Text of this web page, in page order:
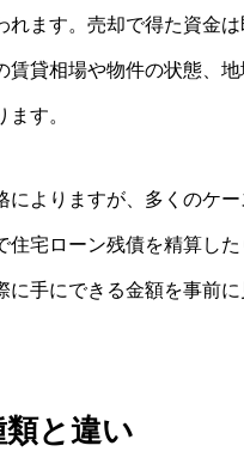
れます。売却で得た資金
賃貸相場や物件の状態、
す。
によりますが、多くのケ
住宅ローン残債を精算し
に手にできる金額を事前
と違い